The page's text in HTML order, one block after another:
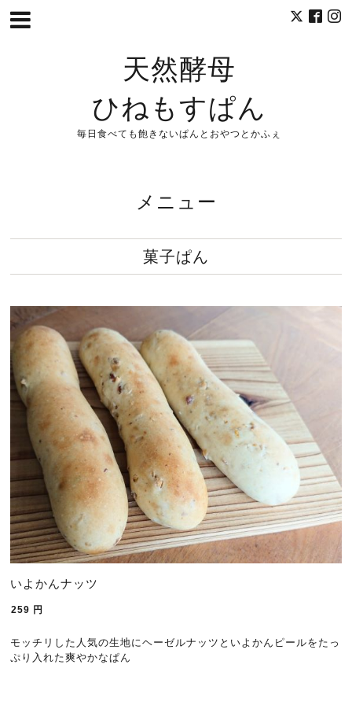
天然酵母
ひねもすぱん
毎日食べても飽きないぱんとおやつとかふぇ
メニュー
菓子ぱん
いよかんナッツ
259 円
モッチリした人気の生地にヘーゼルナッツといよかんピールをたっ
ぷり入れた爽やかなぱん